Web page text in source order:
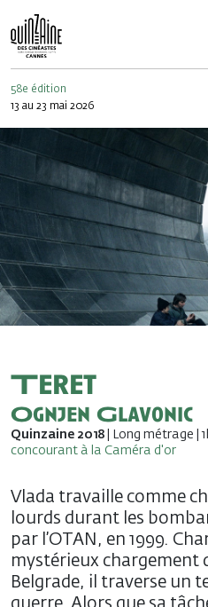
58e édition
13 au 23 mai 2026
Teret
Ognjen Glavonic
Quinzaine 2018 | Long métrage |
concourant à la Caméra d'or
Vlada travaille comme
lourds durant les
par l’OTAN, en 1999.
mystérieux chargement
Belgrade, il traverse un